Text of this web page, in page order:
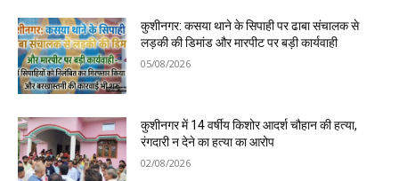
कुशीनगर: कसया थाने के सिपाही पर ढाबा संचालक से
लड़की की डिमांड और मारपीट पर बड़ी कार्यवाही
05/08/2026
कुशीनगर में 14 वर्षीय किशोर आदर्श चौहान की हत्या,
रंगदारी न देने का हत्या का आरोप
02/08/2026